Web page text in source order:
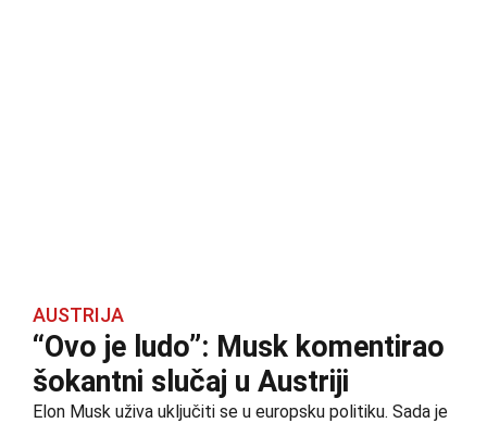
AUSTRIJA
“Ovo je ludo”: Musk komentirao
šokantni slučaj u Austriji
Elon Musk uživa uključiti se u europsku politiku. Sada je